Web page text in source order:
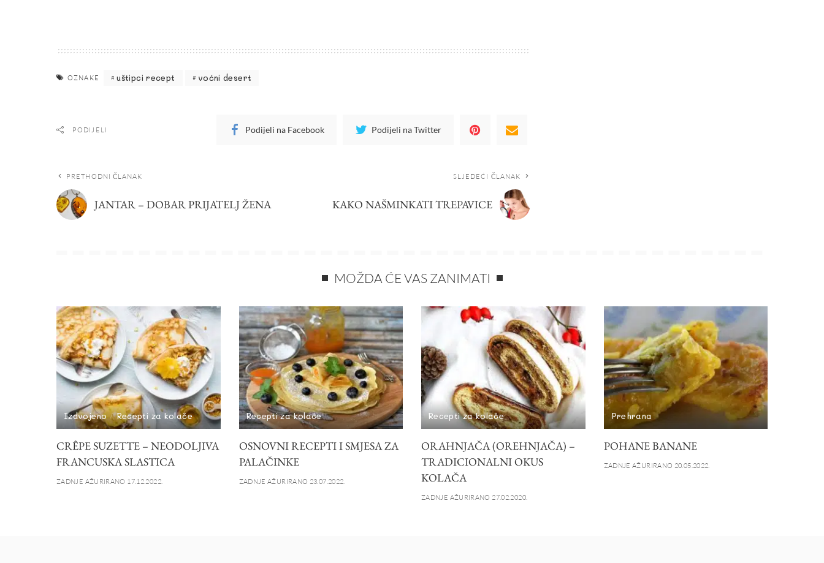
OZNAKE uštipci recept voćni desert
PODIJELI Podijeli na Facebook Podijeli na Twitter
PRETHODNI ČLANAK
JANTAR – DOBAR PRIJATELJ ŽENA
SLJEDEĆI ČLANAK
KAKO NAŠMINKATI TREPAVICE
MOŽDA ĆE VAS ZANIMATI
Izdvojeno Recepti za kolače
CRÊPE SUZETTE – NEODOLJIVA
FRANCUSKA SLASTICA
ZADNJE AŽURIRANO 17.12.2022.
Recepti za kolače
OSNOVNI RECEPTI I SMJESA ZA
PALAČINKE
ZADNJE AŽURIRANO 23.07.2022.
Recepti za kolače
ORAHNJAČA (OREHNJAČA) –
TRADICIONALNI OKUS
KOLAČA
ZADNJE AŽURIRANO 27.02.2020.
Prehrana
POHANE BANANE
ZADNJE AŽURIRANO 20.05.2022.